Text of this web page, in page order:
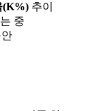
(K%) 추이
중